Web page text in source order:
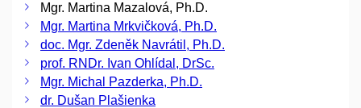
Mgr. Martina Mazalová, Ph.D.
Mgr. Martina Mrkvičková, Ph.D.
doc. Mgr. Zdeněk Navrátil, Ph.D.
prof. RNDr. Ivan Ohlídal, DrSc.
Mgr. Michal Pazderka, Ph.D.
dr. Dušan Plašienka